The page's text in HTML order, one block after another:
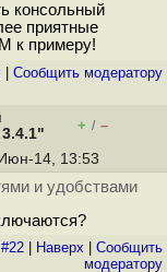
консольный
приятные
к примеру!
Cообщить модератору
+ / –
14, 13:53
и удобствами
Наверх
Cообщить
модератору